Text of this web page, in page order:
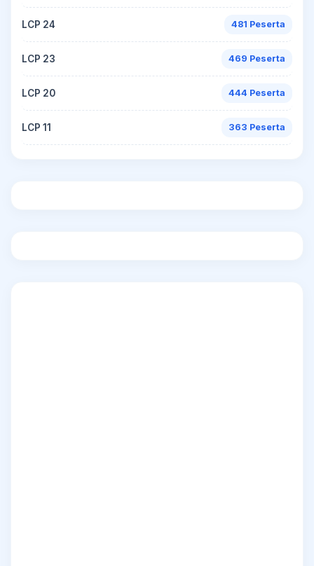
LCP 24 481 Peserta
LCP 23 469 Peserta
LCP 20 444 Peserta
LCP 11 363 Peserta